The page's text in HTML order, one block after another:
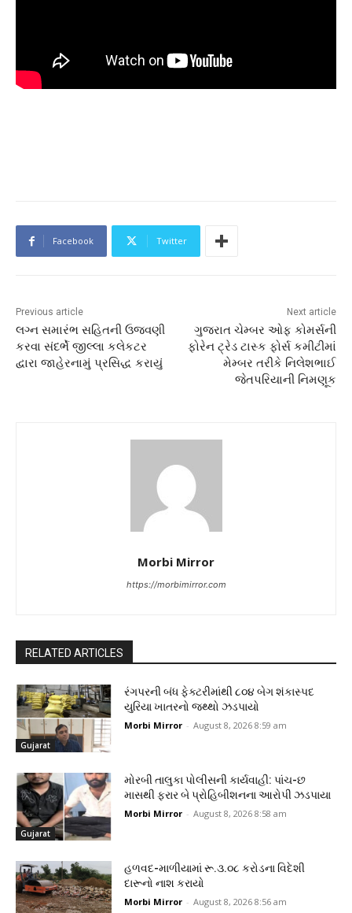
Facebook Twitter
Previous article
લગ્ન સમારંભ સહિતની ઉજવણી
કરવા સંદર્ભે જીલ્લા કલેકટર
દ્વારા જાહેરનામું પ્રસિદ્ધ કરાયું
Next article
ગુજરાત ચેમ્બર ઓફ કોમર્સની
ફોરેન ટ્રેડ ટાસ્ક ફોર્સ કમીટીમાં
મેમ્બર તરીકે નિલેશભાઈ
જેતપરિયાની નિમણૂક
Morbi Mirror
https://morbimirror.com
RELATED ARTICLES
Gujarat
રંગપરની બંધ ફેક્ટરીમાંથી ૮૦૪ બેગ શંકાસ્પદ
યુરિયા ખાતરનો જથ્થો ઝડપાયો
Morbi Mirror - August 8, 2026 8:59 am
Gujarat
મોરબી તાલુકા પોલીસની કાર્યવાહી: પાંચ-છ
માસથી ફરાર બે પ્રોહિબીશનના આરોપી ઝડપાયા
Morbi Mirror - August 8, 2026 8:58 am
હળવદ-માળીયામાં રૂ.૩.૦૮ કરોડના વિદેશી
દારૂનો નાશ કરાયો
Morbi Mirror - August 8, 2026 8:56 am